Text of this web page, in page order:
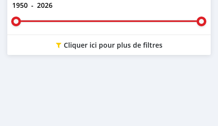
1950 - 2026
Cliquer ici pour plus de filtres